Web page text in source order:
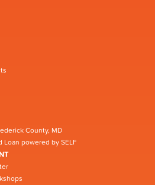
County, MD
Loan powered by SELF